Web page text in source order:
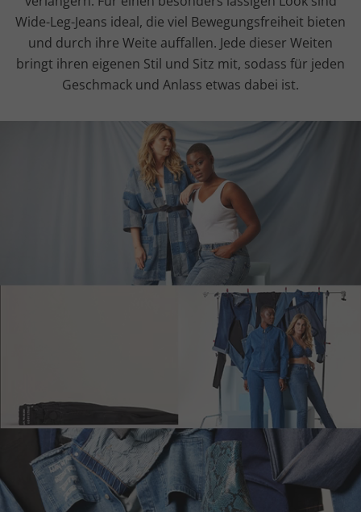
Wide-Leg-Jeans ideal, die viel Bewegungsfreiheit bieten
und durch ihre Weite auffallen. Jede dieser Weiten
bringt ihren eigenen Stil und Sitz mit, sodass für jeden
Geschmack und Anlass etwas dabei ist.